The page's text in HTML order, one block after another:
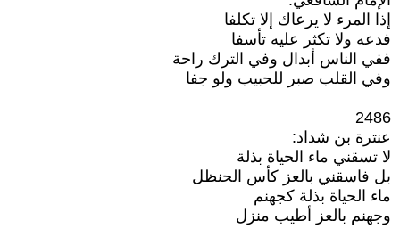
إذا المرء لا يرعاك إلا تكلفا
فدعه ولا تكثر عليه تأسفا
ففي الناس أبدال وفي الترك راحة
وفي القلب صبر للحبيب ولو جفا
2486
عنترة بن شداد:
لا تسقني ماء الحياة بذلة
بل فاسقني بالعز كأس الحنظل
ماء الحياة بذلة كجهنم
وجهنم بالعز أطيب منزل